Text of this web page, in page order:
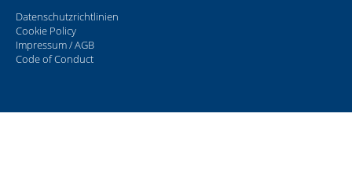
Datenschutzrichtlinien
Cookie Policy
Impressum / AGB
Code of Conduct